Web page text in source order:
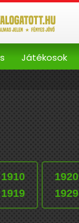
Játékosok
1910
1919
1920
1929